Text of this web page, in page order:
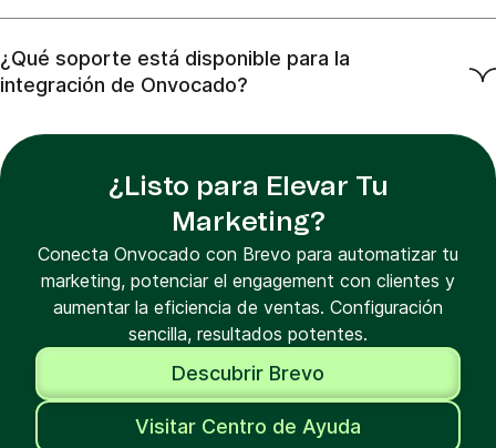
¿Qué soporte está disponible para la
integración de Onvocado?
¿Listo para Elevar Tu
Marketing?
Conecta Onvocado con Brevo para automatizar tu
marketing, potenciar el engagement con clientes y
aumentar la eficiencia de ventas. Configuración
sencilla, resultados potentes.
Descubrir Brevo
Visitar Centro de Ayuda